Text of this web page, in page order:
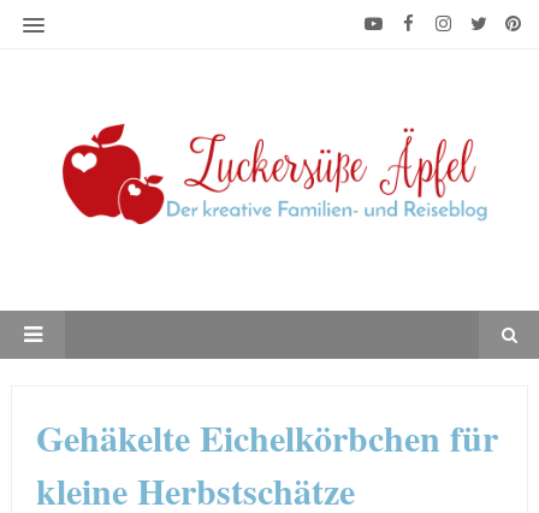
Gehäkelte Eichelkörbchen für
kleine Herbstschätze